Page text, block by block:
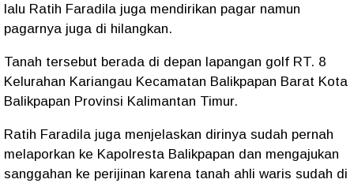
lalu Ratih Faradila juga mendirikan pagar namun
pagarnya juga di hilangkan.
Tanah tersebut berada di depan lapangan golf RT. 8
Kelurahan Kariangau Kecamatan Balikpapan Barat Kota
Balikpapan Provinsi Kalimantan Timur.
Ratih Faradila juga menjelaskan dirinya sudah pernah
melaporkan ke Kapolresta Balikpapan dan mengajukan
sanggahan ke perijinan karena tanah ahli waris sudah di